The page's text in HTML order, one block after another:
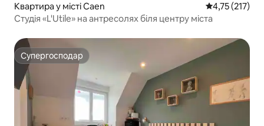
Квартира у місті Caen Середня
4,75 (217)
Студія «L'Utile» на антресолях біля центру міста
Супергосподар
Супергосподар